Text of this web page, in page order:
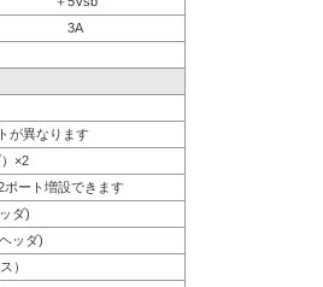
3A
が異なります
×2
ート増設できます
ダ)
ッダ)
）